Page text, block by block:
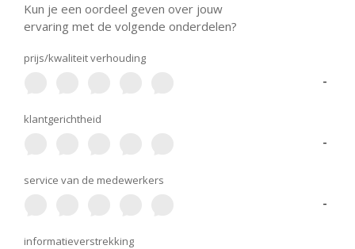
Kun je een oordeel geven over jouw
ervaring met de volgende onderdelen?
prijs/kwaliteit verhouding
-
klantgerichtheid
-
service van de medewerkers
-
informatieverstrekking